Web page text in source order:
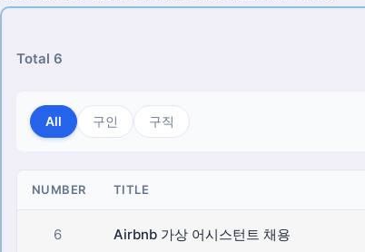
Total 6
All 구인 구직
NUMBER TITLE
6 Airbnb 가상 어시스턴트 채용